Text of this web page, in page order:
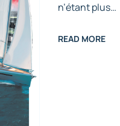
n’étant plus…
READ MORE